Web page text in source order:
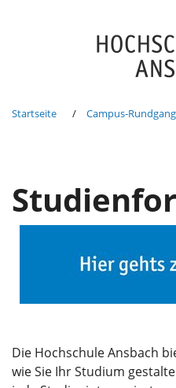
Startseite Campus-Rundgang
Die Hochschule Ansbach
wie Sie Ihr Studium